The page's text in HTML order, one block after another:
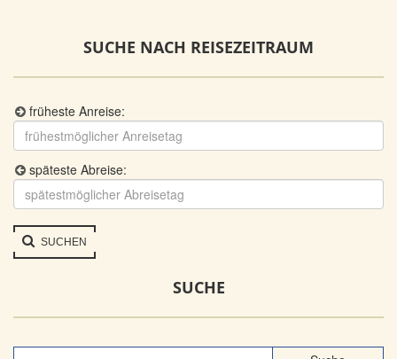
SUCHE NACH REISEZEITRAUM
früheste Anreise:
späteste Abreise:
SUCHEN
SUCHE